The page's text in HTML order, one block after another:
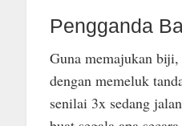
Pengganda
Guna memajukan biji,
dengan memeluk
senilai 3x sedang